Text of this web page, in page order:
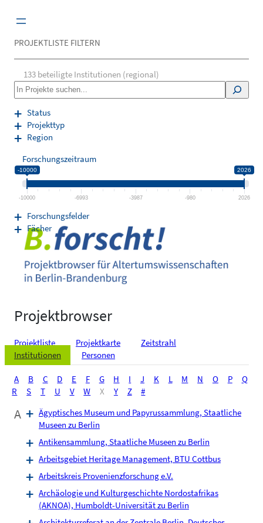
Inhalt
Projektbrowser
Projektliste Projektkarte
Zeitstrahl
Institutionen
Personen
A B C D E F G H I J K L M N O P
Q
R
S T U V W X Y Z #
A
Ägyptisches Museum und Papyrussammlung, Staatliche
Museen zu Berlin
Antikensammlung, Staatliche Museen zu Berlin
Arbeitsgebiet Heritage Management, BTU Cottbus
Arbeitskreis Provenienzforschung e.V.
Archäologie und Kulturgeschichte Nordostafrikas
(AKNOA), Humboldt-Universität zu Berlin
PROJEKTLISTE FILTERN
133 beteiligte Institutionen (regional)
S
e
a
r
c
Status
Projekttyp
Region
Forschungszeitraum
-10000 2026
-10000 -6993 -3987 -980 2026
Forschungsfelder
Fächer